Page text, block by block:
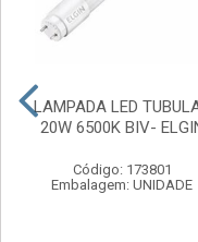
LAMPADA LED
20W 6500K BIV-
Código: 173801
Embalagem: UNIDADE